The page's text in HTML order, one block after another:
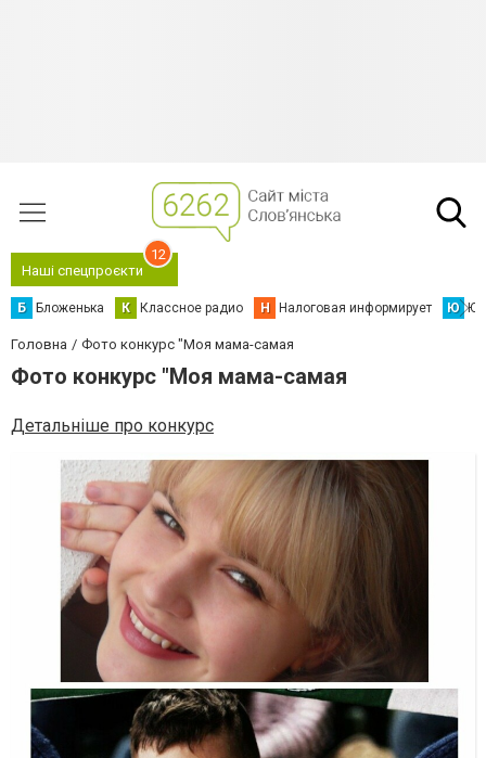
Наші спецпроєкти
12
Б Бложенька К Классное радио Н Налоговая информирует Ю
Головна Фото конкурс "Моя мама-самая
Фото конкурс "Моя мама-самая
Детальніше про конкурс